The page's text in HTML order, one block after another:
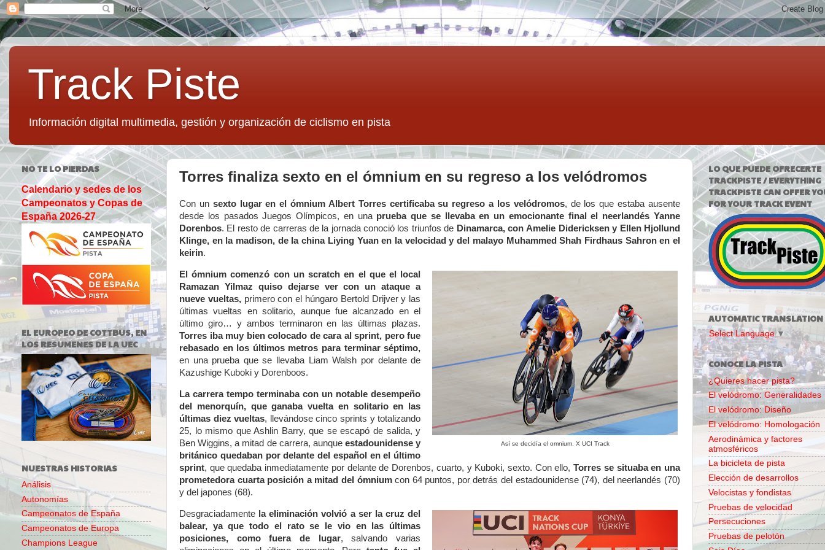
Track Piste
Información digital multimedia, gestión y organización de ciclismo en pista
Torres finaliza sexto en el ómnium en su regreso a los velódromos
Con un sexto lugar en el ómnium Albert Torres certificaba su regreso a los velódromos, de los que estaba ausente
desde los pasados Juegos Olímpicos, en una prueba que se llevaba en un emocionante final el neerlandés Yanne
Dorenbos. El resto de carreras de la jornada conoció los triunfos de Dinamarca, con Amelie Didericksen y Ellen Hjollund
Klinge, en la madison, de la china Liying Yuan en la velocidad y del malayo Muhammed Shah Firdhaus Sahron en el
keirin.
Así se decidía el omnium. X UCI Track
El ómnium comenzó con un scratch en el que el local
Ramazan Yilmaz quiso dejarse ver con un ataque a
nueve vueltas,primero con el húngaro Bertold Drijver y las
últimas vueltas en solitario, aunque fue alcanzado en el
último giro… y ambos terminaron en las últimas plazas.
Torres iba muy bien colocado de cara al sprint, pero fue
rebasado en los últimos metros para terminar séptimo,
en una prueba que se llevaba Liam Walsh por delante de
Kazushige Kuboki y Dorenboos.
La carrera tempo terminaba con un notable desempeño
del menorquín, que ganaba vuelta en solitario en las
últimas diez vueltas, llevándose cinco sprints y totalizando
25, lo mismo que Ashlin Barry, que se escapó de salida, y
Ben Wiggins, a mitad de carrera, aunqueestadounidense y
británico quedaban por delante del español en el último
sprint, que quedaba inmediatamente por delante de Dorenbos, cuarto, y Kuboki, sexto. Con ello,Torres se situaba en una
prometedora cuarta posición a mitad del ómniumcon 64 puntos, por detrás del estadounidense (74), del neerlandés (70)
y del japones (68).
Desgraciadamente la eliminación volvió a ser la cruz del
balear, ya que todo el rato se le vio en las últimas
posiciones, como fuera de lugar, salvando varias
NO TE LO PIERDAS
Calendario y sedes de los
Campeonatos y Copas de
España 2026-27
EL EUROPEO DE COTTBUS, EN
LOS RESUMENES DE LA UEC
NUESTRAS HISTORIAS
Análisis
Autonomías
Campeonatos de España
Campeonatos de Europa
Champions League
LO QUE PUEDE OFRECERTE
TRACKPISTE / EVERYTHING
TRACKPISTE CAN OFFER
FOR YOUR TRACK EVENT
AUTOMATIC TRANSLATION
Select Language ▼
CONOCE LA PISTA
¿Quieres hacer pista?
El velódromo: Generalidades
El velódromo: Diseño
El velódromo: Homologación
Aerodinámica y factores
atmosféricos
La bicicleta de pista
Elección de desarrollos
Velocistas y fondistas
Pruebas de velocidad
Persecuciones
Pruebas de pelotón